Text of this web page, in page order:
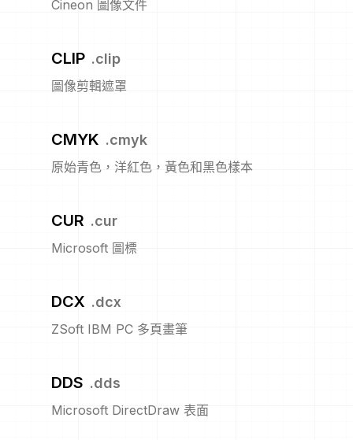
Cineon 圖像文件
CLIP .clip
圖像剪輯遮罩
CMYK .cmyk
原始青色，洋紅色，黃色和黑色樣本
CUR .cur
Microsoft 圖標
DCX .dcx
ZSoft IBM PC 多頁畫筆
DDS .dds
Microsoft DirectDraw 表面